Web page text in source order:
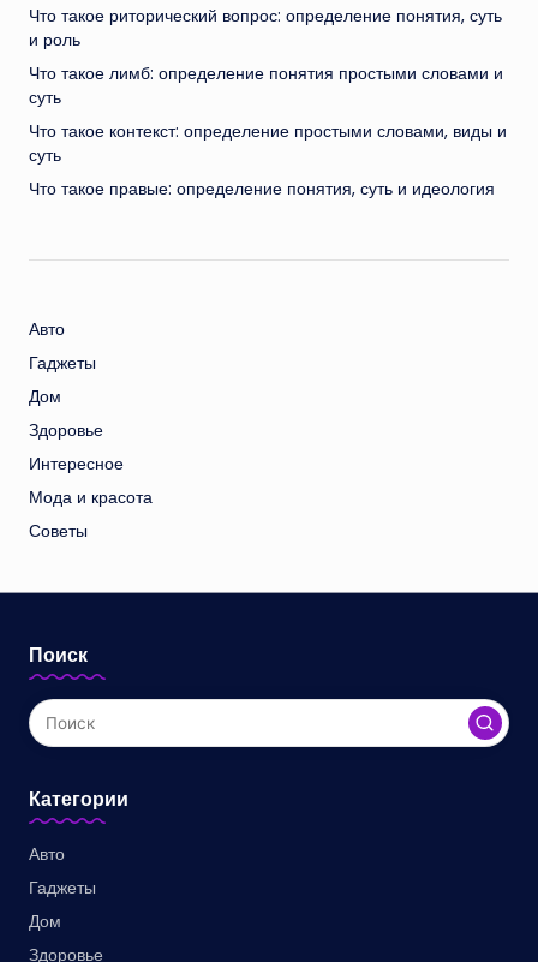
Что такое риторический вопрос: определение понятия, суть
и роль
Что такое лимб: определение понятия простыми словами и
суть
Что такое контекст: определение простыми словами, виды и
суть
Что такое правые: определение понятия, суть и идеология
Авто
Гаджеты
Дом
Здоровье
Интересное
Мода и красота
Советы
Поиск
Категории
Авто
Гаджеты
Дом
Здоровье